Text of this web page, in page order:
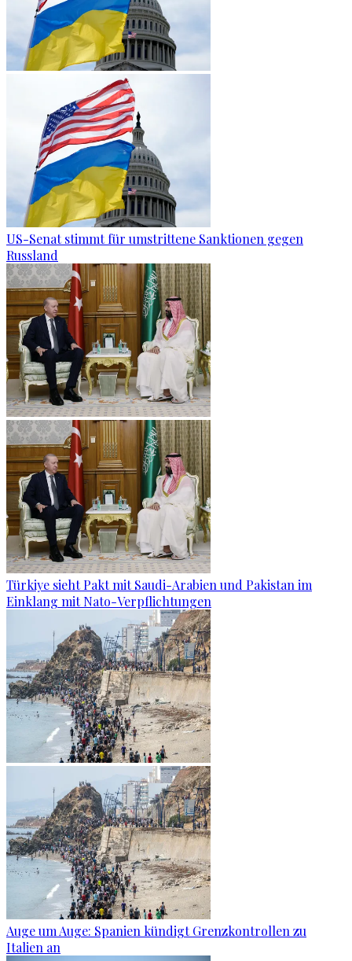
US-Senat stimmt für umstrittene Sanktionen gegen
Russland
Türkiye sieht Pakt mit Saudi-Arabien und Pakistan im
Einklang mit Nato-Verpflichtungen
Auge um Auge: Spanien kündigt Grenzkontrollen zu
Italien an